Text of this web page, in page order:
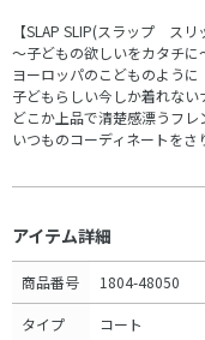
【SLAP SLIP(スラップ スリ
～子どもの欲しいをカタチに
ヨーロッパのこどものように
子どもらしい今しか着れな
どこか上品で清楚感漂うフレ
いつものコーディネートをさ
アイテム詳細
商品番号 1804-48050
タイプ コート